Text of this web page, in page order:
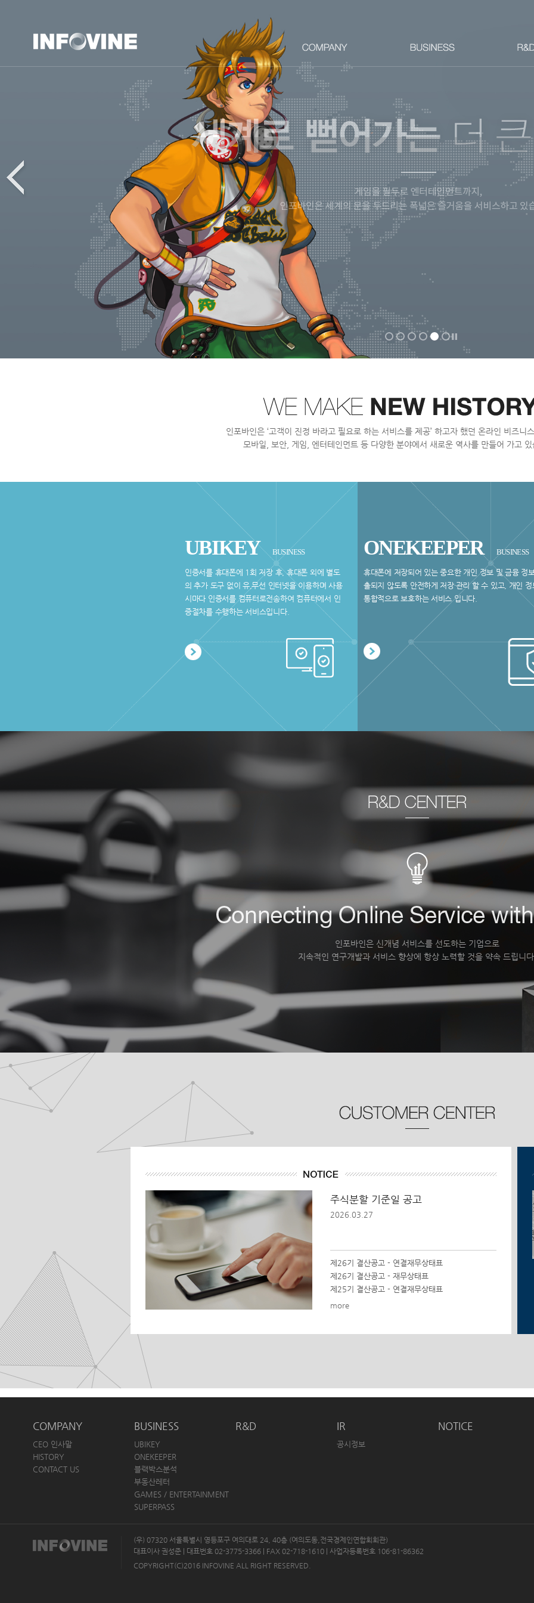
인 포바인 은 ‘고객이 진 정 바라고 필요 로 하는 서비 스를 제 공’ 하고자 했던 온라인 비 즈니 스
모바일 보안 게 임 엔 터테 인 먼 트 등 다양한 분야에 서 새 로운 역사를 만들어 가고 있
UBIKEY BUSINESS
인증서를 휴대폰에 1회 저장 후, 휴대폰 외에 별도
의 추가 도구 없이 유,무선 인터넷을 이용하며 사용
시마다 인증서를 컴퓨터로전송하여 컴퓨터에서 인
증절차를 수행하는 서비스입니다.
ONEKEEPER BUSINESS
휴대폰에 저장되어 있는 중요한 개인 정보 및 금융 정
출되지 않도록 안전하게 저장∙관리 할 수 있고, 개인 정
통합적으로 보호하는 서비스 입니다.
인포바인은 신개념 서비스를 선도하는 기업으로
지속적인 연구개발과 서비스 향상에 항상 노력할 것을 약속 드립니
주식분할 기준일 공고
2026.03.27
제26기 결산공고 - 연결재무상태표
제26기 결산공고 - 재무상태표
제25기 결산공고 - 연결재무상태표
more
COMPANY
CEO 인사말
HISTORY
CONTACT US
BUSINESS
UBIKEY
ONEKEEPER
블랙박스분석
부동산레터
GAMES / ENTERTAINMENT
SUPERPASS
R&D IR
공시정보
NOTICE
(우) 07320 서울특별시 영등포구 여의대로 24, 40층 (여의도동,전국경제인연합회회관)
대표이사 권성준 | 대표번호 02-3775-3366 | FAX 02-718-1610 | 사업자등록번호 106-81-86362
COPYRIGHT(C)2016 INFOVINE ALL RIGHT RESERVED.